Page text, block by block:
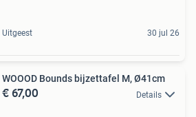
Uitgeest 30 jul 26
WOOOD Bounds bijzettafel M, Ø41cm
€ 67,00 Details